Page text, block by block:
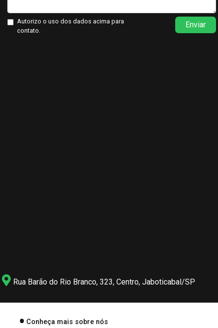
Autorizo o uso dos dados acima para
contato.
Enviar
Rua Barão do Rio Branco, 323, Centro, Jaboticabal/SP
Conheça mais sobre nós